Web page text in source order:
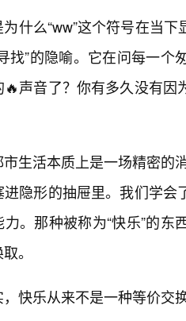
什么“ww”这个符号在当
找”的隐喻。它在问每一
🔥声音了？你有多久没有
生活本质上是一场精密的
进隐形的抽屉里。我们学
。那种被称为“快乐”的
。
快乐从来不是一种等价交